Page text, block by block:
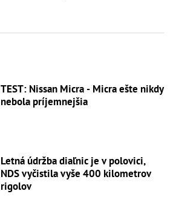
TEST: Nissan Micra - Micra ešte nikdy
nebola príjemnejšia
Letná údržba diaľnic je v polovici,
NDS vyčistila vyše 400 kilometrov
rigolov